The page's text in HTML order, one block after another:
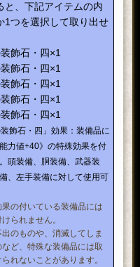
と、下記アイテムの内
1つを選択して取り出せ
飾石・四×1
飾石・四×1
飾石・四×1
飾石・四×1
飾石・四×1
飾石・四」効果：装備品に
能力値+40》の特殊効果を付
頭装備、胴装備、武器装
、左手装備に対して使用可
の付いている装備品には
られません。
のものや、消滅してしま
など、特殊な装備品には取
られないことがあります。